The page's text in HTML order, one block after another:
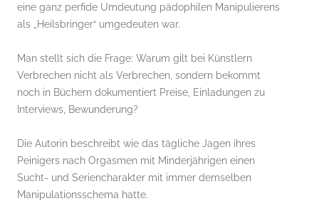
eine ganz perfide Umdeutung pädophilen Manipulierens
als „Heilsbringer“ umgedeuten war.
Man stellt sich die Frage: Warum gilt bei Künstlern
Verbrechen nicht als Verbrechen, sondern bekommt
noch in Büchern dokumentiert Preise, Einladungen zu
Interviews, Bewunderung?
Die Autorin beschreibt wie das tägliche Jagen ihres
Peinigers nach Orgasmen mit Minderjährigen einen
Sucht- und Seriencharakter mit immer demselben
Manipulationsschema hatte.